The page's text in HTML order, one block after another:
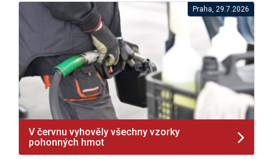
Praha, 29.7.2026
V červnu vyhověly všechny vzorky
pohonných hmot